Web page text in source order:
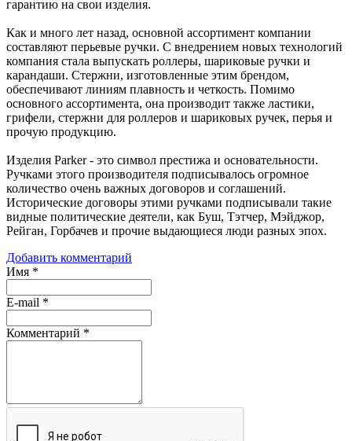
гарантию на свои изделия.
Как и много лет назад, основной ассортимент компании
составляют перьевые ручки. С внедрением новых технологий
компания стала выпускать роллеры, шариковые ручки и
карандаши. Стержни, изготовленные этим брендом,
обеспечивают линиям плавность и четкость. Помимо
основного ассортимента, она производит также ластики,
грифели, стержни для роллеров и шариковых ручек, перья и
прочую продукцию.
Изделия Parker - это символ престижа и основательности.
Ручками этого производителя подписывалось огромное
количество очень важных договоров и соглашений.
Исторические договоры этими ручками подписывали такие
видные политические деятели, как Буш, Тэтчер, Мэйджор,
Рейган, Горбачев и прочие выдающиеся люди разных эпох.
Добавить комментарий
Имя *
E-mail *
Комментарий *